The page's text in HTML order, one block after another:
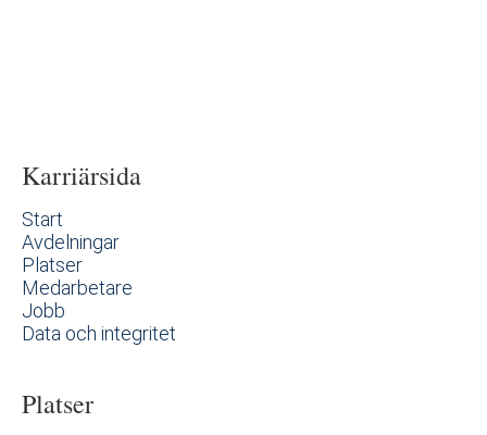
Karriärsida
Start
Avdelningar
Platser
Medarbetare
Jobb
Data och integritet
Platser